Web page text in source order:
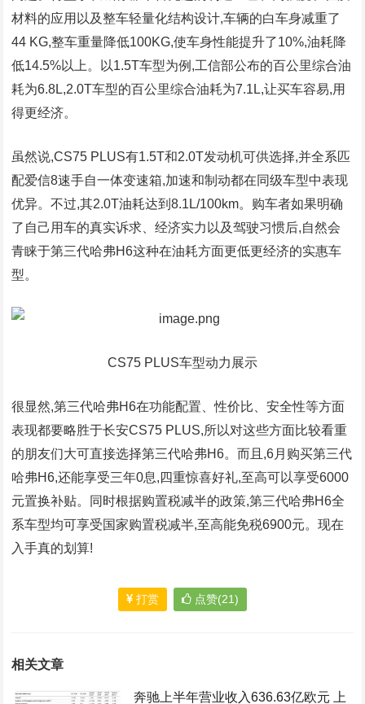
材料的应用以及整车轻量化结构设计,车辆的白车身减重了
44 KG,整车重量降低100KG,使车身性能提升了10%,油耗降
低14.5%以上。以1.5T车型为例,工信部公布的百公里综合油
耗为6.8L,2.0T车型的百公里综合油耗为7.1L,让买车容易,用
得更经济。
虽然说,CS75 PLUS有1.5T和2.0T发动机可供选择,并全系匹
配爱信8速手自一体变速箱,加速和制动都在同级车型中表现
优异。不过,其2.0T油耗达到8.1L/100km。购车者如果明确
了自己用车的真实诉求、经济实力以及驾驶习惯后,自然会
青睐于第三代哈弗H6这种在油耗方面更低更经济的实惠车
型。
CS75 PLUS车型动力展示
很显然,第三代哈弗H6在功能配置、性价比、安全性等方面
表现都要略胜于长安CS75 PLUS,所以对这些方面比较看重
的朋友们大可直接选择第三代哈弗H6。而且,6月购买第三代
哈弗H6,还能享受三年0息,四重惊喜好礼,至高可以享受6000
元置换补贴。同时根据购置税减半的政策,第三代哈弗H6全
系车型均可享受国家购置税减半,至高能免税6900元。现在
入手真的划算!
打赏 点赞(21)
相关文章
奔驰上半年营业收入636.63亿欧元 上